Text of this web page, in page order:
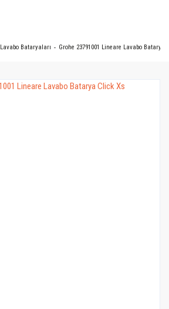
Lavabo Bataryaları Grohe 23791001 Lineare Lavabo Batarya